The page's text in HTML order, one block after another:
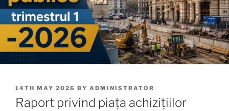
POSTED
ON
14TH MAY 2026 BY ADMINISTRATOR
Raport privind piața achizițiilor